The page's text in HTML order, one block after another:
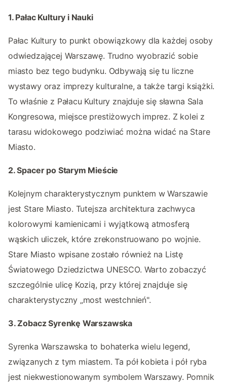
1. Pałac Kultury i Nauki
Pałac Kultury to punkt obowiązkowy dla każdej osoby
odwiedzającej Warszawę. Trudno wyobrazić sobie
miasto bez tego budynku. Odbywają się tu liczne
wystawy oraz imprezy kulturalne, a także targi książki.
To właśnie z Pałacu Kultury znajduje się sławna Sala
Kongresowa, miejsce prestiżowych imprez. Z kolei z
tarasu widokowego podziwiać można widać na Stare
Miasto.
2. Spacer po Starym Mieście
Kolejnym charakterystycznym punktem w Warszawie
jest Stare Miasto. Tutejsza architektura zachwyca
kolorowymi kamienicami i wyjątkową atmosferą
wąskich uliczek, które zrekonstruowano po wojnie.
Stare Miasto wpisane zostało również na Listę
Światowego Dziedzictwa UNESCO. Warto zobaczyć
szczególnie ulicę Kozią, przy której znajduje się
charakterystyczny „most westchnień".
3. Zobacz Syrenkę Warszawska
Syrenka Warszawska to bohaterka wielu legend,
związanych z tym miastem. Ta pół kobieta i pół ryba
jest niekwestionowanym symbolem Warszawy. Pomnik